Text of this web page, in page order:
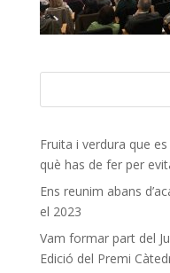
Fruita i verdura que
què has de fer per
Ens reunim abans
el 2023
Vam formar part del
Edició del Premi